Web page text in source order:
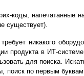
коды, напечатанные
существует).
никакого
продукта в ИТ-
для поиска.
поиск по первым